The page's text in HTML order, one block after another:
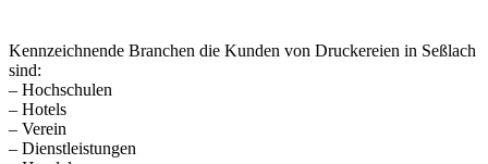
Kennzeichnende Branchen die Kunden von Druckereien in Seßlach
sind:
– Hochschulen
– Hotels
– Verein
– Dienstleistungen